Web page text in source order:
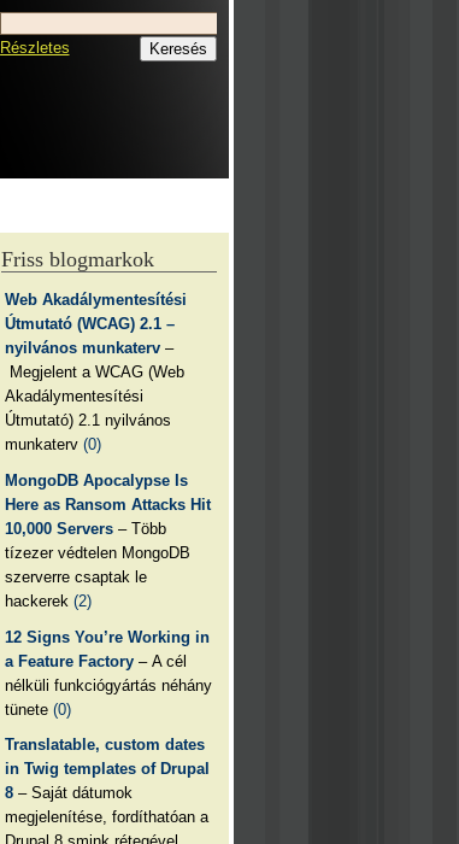
Részletes
Friss blogmarkok
Web Akadálymentesítési
Útmutató (WCAG) 2.1 –
nyilvános munkaterv –
Megjelent a WCAG (Web
Akadálymentesítési
Útmutató) 2.1 nyilvános
munkaterv(0)
MongoDB Apocalypse Is
Here as Ransom Attacks Hit
10,000 Servers – Több
tízezer védtelen MongoDB
szerverre csaptak le
hackerek(2)
12 Signs You’re Working in
a Feature Factory – A cél
nélküli funkciógyártás néhány
tünete(0)
Translatable, custom dates
in Twig templates of Drupal
8 – Saját dátumok
megjelenítése, fordíthatóan a